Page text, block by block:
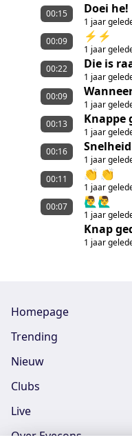
Doei he!
1 jaar
00:15
⚡️⚡️
1 jaar
00:09
Die is
1 jaar
00:22
1 jaar
00:09
Knappe
1 jaar
00:13
1 jaar
00:16
👏 👏
1 jaar
00:11
🙋‍♂️🙋‍♂️
1 jaar
00:07
Knap
1 jaar
Homepage
Trending
Nieuw
Clubs
Live
Over Eyecons